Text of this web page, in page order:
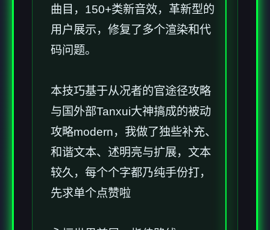
曲目，150+类新音效，革新型的
用户展示，修复了多个渲染和代
码问题。
本技巧基于从况者的官途径攻略
与国外部Tanxui大神搞成的被动
攻略modern，我做了独些补充、
和谐文本、述明亮与扩展，文本
较久，每个个字都乃纯手份打，
先求单个点赞啦